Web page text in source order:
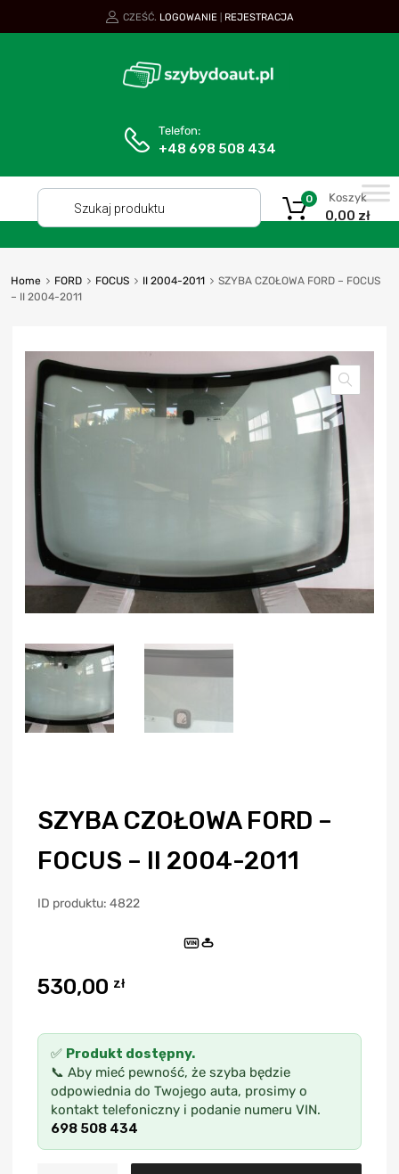
CZEŚĆ. LOGOWANIE REJESTRACJA
Telefon:
+48 698 508 434
Koszyk
0,00 zł
0
Home FORD FOCUS II 2004-2011
SZYBA CZOŁOWA FORD – FOCUS
– II 2004-2011
SZYBA CZOŁOWA FORD –
FOCUS – II 2004-2011
ID produktu: 4822
VIN
530,00 zł
✅ Produkt dostępny.
📞 Aby mieć pewność, że szyba będzie
odpowiednia do Twojego auta, prosimy o
kontakt telefoniczny i podanie numeru VIN.
698 508 434